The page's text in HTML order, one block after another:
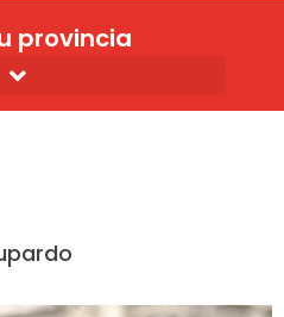
provincia